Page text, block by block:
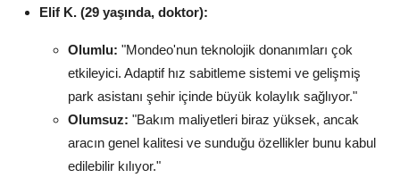
Elif K. (29 yaşında, doktor):
Olumlu: "Mondeo'nun teknolojik donanımları çok
etkileyici. Adaptif hız sabitleme sistemi ve gelişmiş
park asistanı şehir içinde büyük kolaylık sağlıyor."
Olumsuz: "Bakım maliyetleri biraz yüksek, ancak
aracın genel kalitesi ve sunduğu özellikler bunu kabul
edilebilir kılıyor."